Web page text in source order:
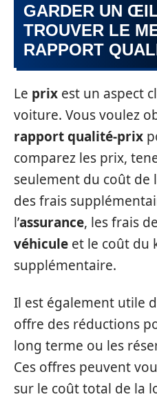
GARDER UN
TROUVER LE
RAPPORT
Le prix est un aspect
voiture. Vous voulez
rapport qualité-prix
comparez les prix,
seulement du coût de
des frais
l’assurance, les frais de
véhicule et le coût du
supplémentaire.
Il est également utile
offre des réductions
long terme ou les
Ces offres peuvent
sur le coût total de la